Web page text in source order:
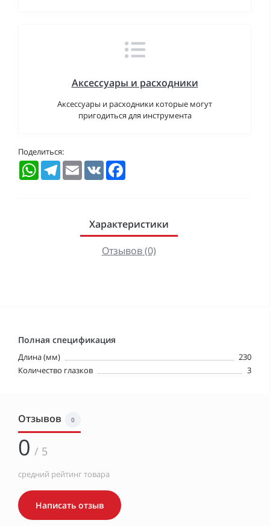
Аксессуары и расходники
Аксессуары и расходники которые могут
пригодиться для инструмента
Поделиться:
WhatsAppTelegramEmail VK
Характеристики
Отзывов (0)
Полная спецификация
Длина (мм)
230
Количество глазков
3
Отзывов 0
0 / 5
средний рейтинг товара
Написать отзыв